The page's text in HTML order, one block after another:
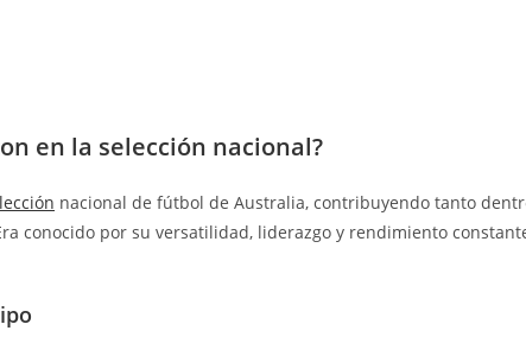
en la selección nacional?
nacional de fútbol de Australia, contribuyendo tanto
conocido por su versatilidad, liderazgo y rendimiento